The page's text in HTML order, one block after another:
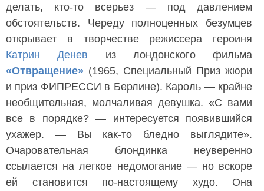
делать, кто-то всерьез — под давлением
обстоятельств. Череду полноценных безумцев
открывает в творчестве режиссера героиня
Катрин Денев из лондонского фильма
«Отвращение» (1965, Специальный Приз жюри
и приз ФИПРЕССИ в Берлине). Кароль — крайне
необщительная, молчаливая девушка. «С вами
все в порядке? — интересуется появившийся
ухажер. — Вы как-то бледно выглядите».
Очаровательная блондинка неуверенно
ссылается на легкое недомогание — но вскоре
ей становится по-настоящему худо. Она